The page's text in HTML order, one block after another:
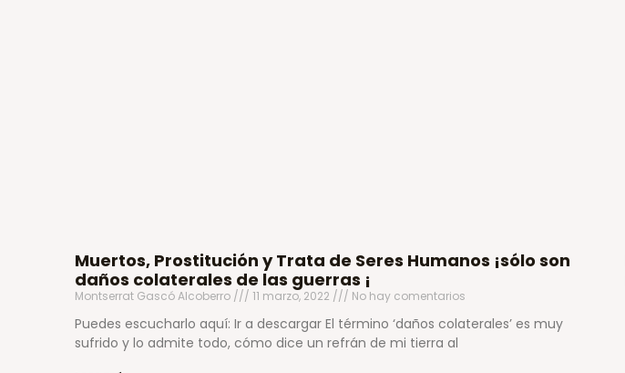
Muertos, Prostitución y Trata de Seres Humanos ¡sólo son
daños colaterales de las guerras ¡
Montserrat Gascó Alcoberro 11 marzo, 2022 No hay comentarios
Puedes escucharlo aquí: Ir a descargar El término ‘daños colaterales’ es muy
sufrido y lo admite todo, cómo dice un refrán de mi tierra al